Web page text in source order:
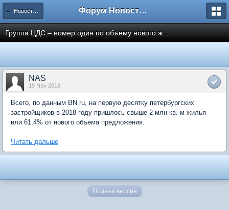
← Новости рынка недвижимости Форум Новостройки
Группа ЦДС – номер один по объему нового ж...
NAS
19 Nov 2018
Всего, по данным BN.ru, на первую десятку петербургских
застройщиков в 2018 году пришлось свыше 2 млн кв. м жилья
или 61,4% от нового объема предложения.
Читать дальше
Полная версия